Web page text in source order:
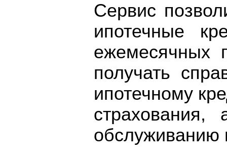
Сервис
ипотечные
ежемесячных
получать
ипотечному
страхования,
обслуживанию